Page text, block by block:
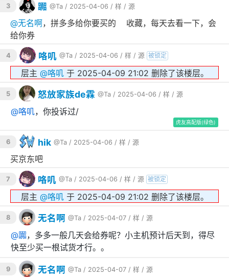
3 嚻 @Ta / 2025-04-06 / 样 / 源
@无名啊，拼多多给你要买的➕收藏，每天去看一下，会
给你券
4 咯叽 @Ta / 2025-04-06 / 样 / 源 被锁定
层主 @咯叽于 2025-04-09 21:02 删除了该楼层。
5 怒放家族de霖 @Ta / 2025-04-06 / 样 / 源
@咯叽，你投诉过/
虎友高配版(绿色)
6 hik @Ta / 2025-04-06 / 样 / 源
买京东吧
7 咯叽 @Ta / 2025-04-06 / 样 / 源 被锁定
层主 @咯叽于 2025-04-09 21:02 删除了该楼层。
8 无名啊 @Ta / 2025-04-07 / 样 / 源
@嚻，多多一般几天会给券呢？小主机预计后天到，得尽
快至少买一根试货才行。。
9 无名啊 @Ta / 2025-04-07 / 样 / 源